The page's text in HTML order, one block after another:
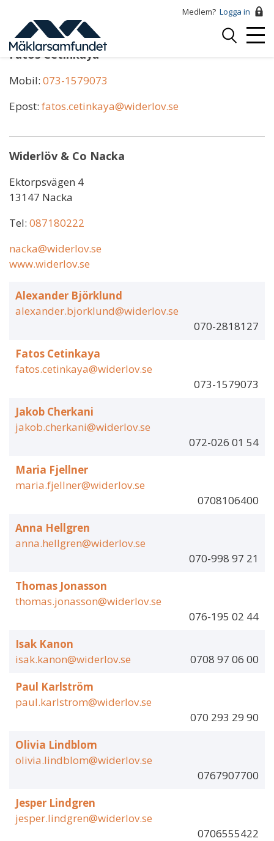
huvudinnehåll
Medlem? Logga in
Logga
Fatos Cetinkaya
Mobil: 073-1579073
Epost: fatos.cetinkaya@widerlov.se
Widerlöv & Co Nacka
Ektorpsvägen 4
13147 Nacka
Tel: 087180222
nacka@widerlov.se
www.widerlov.se
Alexander Björklund
alexander.bjorklund@widerlov.se
070-2818127
Fatos Cetinkaya
fatos.cetinkaya@widerlov.se
073-1579073
Jakob Cherkani
jakob.cherkani@widerlov.se
072-026 01 54
Maria Fjellner
maria.fjellner@widerlov.se
0708106400
Anna Hellgren
anna.hellgren@widerlov.se
070-998 97 21
Thomas Jonasson
thomas.jonasson@widerlov.se
076-195 02 44
Isak Kanon
isak.kanon@widerlov.se
0708 97 06 00
Paul Karlström
paul.karlstrom@widerlov.se
070 293 29 90
Olivia Lindblom
olivia.lindblom@widerlov.se
0767907700
Jesper Lindgren
jesper.lindgren@widerlov.se
0706555422